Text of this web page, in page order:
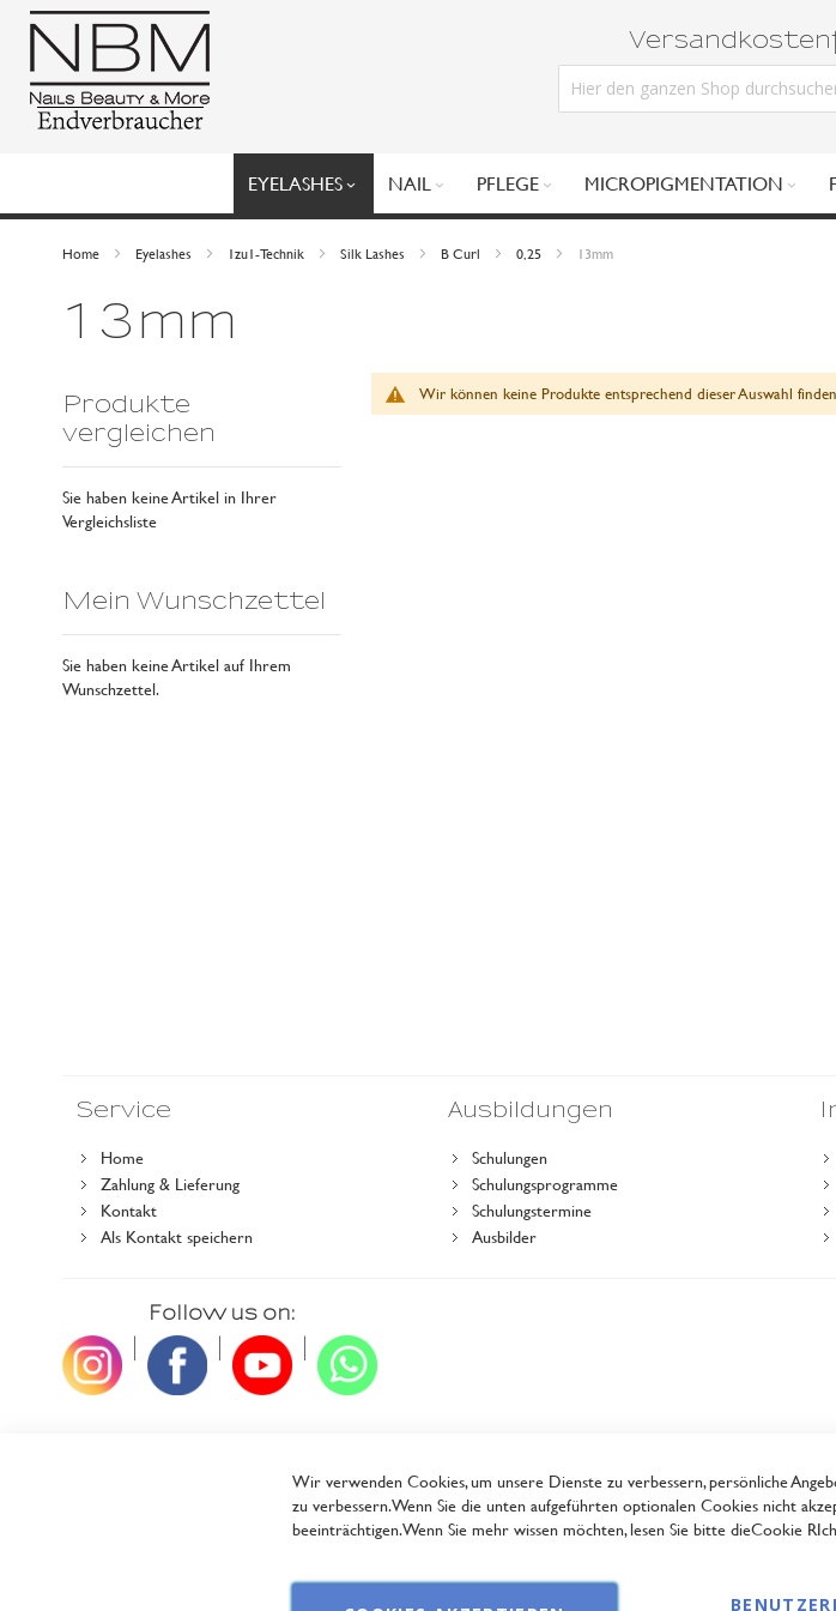
Direkt
zum
Inhalt
EYELASHES NAIL PFLEGE MICROPIGMENTATION
Home Eyelashes 1zu1-Technik Silk Lashes B Curl 0,25 13mm
13mm
Wir können keine Produkte entsprechend dieser Auswahl finden
Produkte
vergleichen
Sie haben keine Artikel in Ihrer
Vergleichsliste
Mein Wunschzettel
Sie haben keine Artikel auf Ihrem
Wunschzettel.
Service
Home
Zahlung & Lieferung
Kontakt
Als Kontakt speichern
Ausbildungen
Schulungen
Schulungsprogramme
Schulungstermine
Ausbilder
Follow us on:
Wir verwenden Cookies, um unsere Dienste zu verbessern, persönliche
zu verbessern. Wenn Sie die unten aufgeführten optionalen Cookies nicht
beeinträchtigen. Wenn Sie mehr wissen möchten, lesen Sie bitte dieCookie